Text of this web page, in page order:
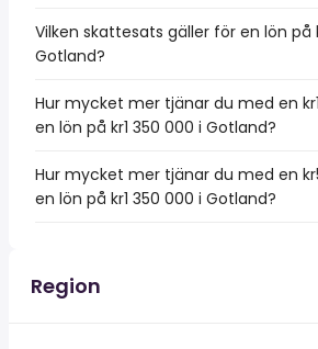
Vilken skattesats gäller för en lön på
Gotland?
Hur mycket mer tjänar du med en
en lön på kr1 350 000 i Gotland?
Hur mycket mer tjänar du med en
en lön på kr1 350 000 i Gotland?
Region